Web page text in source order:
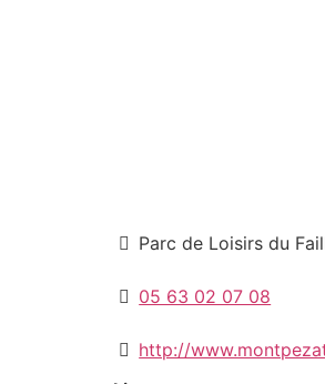
Parc de Loisirs du
05 63 02 07 08
http://